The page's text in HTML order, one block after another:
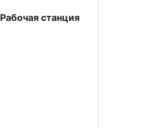
Рабочая станция